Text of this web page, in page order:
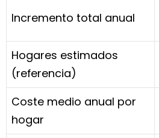
Incremento total anual
Hogares estimados
(referencia)
Coste medio anual por
hogar